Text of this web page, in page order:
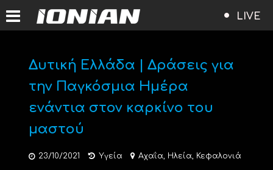
LIVE
Δυτική Ελλάδα | Δράσεις για
την Παγκόσμια Ημέρα
ενάντια στον καρκίνο του
μαστού
23/10/2021 Υγεία Αχαΐα, Ηλεία, Κεφαλονιά